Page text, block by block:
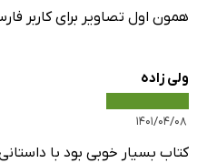
همون اول تصاویر برای کاربر
ولی زاده
۱۴۰۱/۰۴/۰۸
کتاب بسیار خوبی بود با